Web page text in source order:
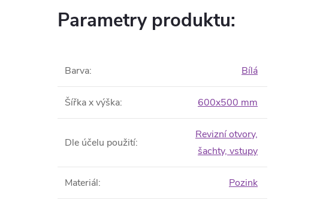
Parametry produktu:
Barva: Bílá
Šířka x výška: 600x500 mm
Dle účelu použití:
Revizní otvory,
šachty, vstupy
Materiál: Pozink